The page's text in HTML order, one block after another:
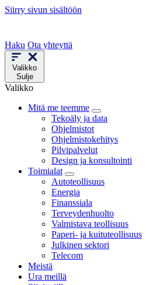
Siirry sivun sisältöön
Haku Ota yhteyttä
Valikko
Sulje
Valikko
Mitä me teemme
Tekoäly ja data
Ohjelmistot
Ohjelmistokehitys
Pilvipalvelut
Design ja konsultointi
Toimialat
Autoteollisuus
Energia
Finanssiala
Terveydenhuolto
Valmistava teollisuus
Paperi- ja kuituteollisuus
Julkinen sektori
Telecom
Meistä
Ura meillä